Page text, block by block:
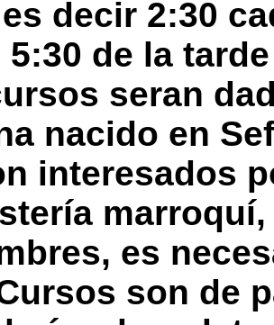
decir 2:30
5:30 de la
seran
nacido en
interesados
es
son de